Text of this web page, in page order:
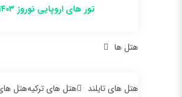
تور های اروپایی نوروز ۱۴۰۳
هتل ها
هتل های تایلند هتل های ترکیههتل